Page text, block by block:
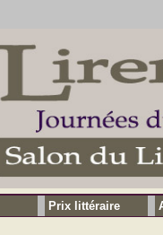
Prix littéraire